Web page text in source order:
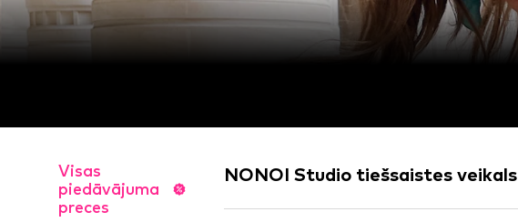
Visas
piedāvājuma
preces
NONOI Studio tiešsaistes veikals